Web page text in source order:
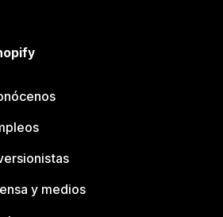
y medios